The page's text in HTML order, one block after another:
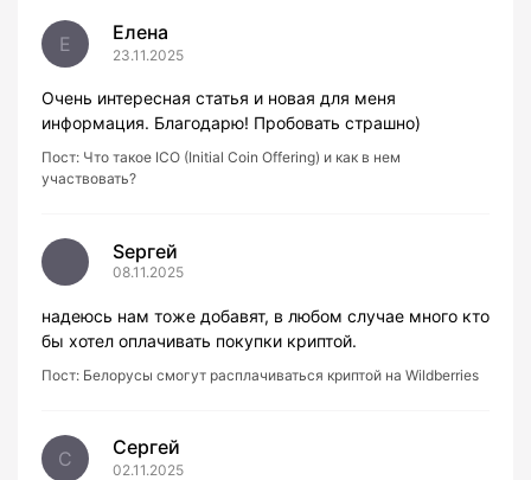
Е Елена
23.11.2025
Очень интересная статья и новая для меня
информация. Благодарю! Пробовать страшно)
Пост: Что такое ICO (Initial Coin Offering) и как в нем
участвовать?
Sергей
08.11.2025
надеюсь нам тоже добавят, в любом случае много кто
бы хотел оплачивать покупки криптой.
Пост: Белорусы смогут расплачиваться криптой на Wildberries
С Сергей
02.11.2025